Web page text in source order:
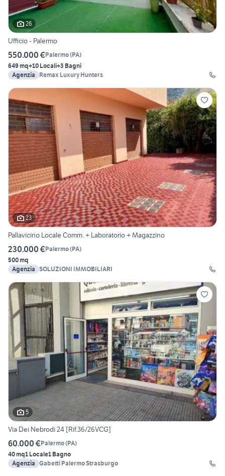
26
Ufficio - Palermo
550.000 €Palermo(PA)
649 mq+10 Locali+3 Bagni
Agenzia
Remax Luxury Hunters
23
Pallavicino Locale Comm. + Laboratorio + Magazzino
230.000 €Palermo(PA)
500 mq
Agenzia SOLUZIONI IMMOBILIARI
5
Via Dei Nebrodi 24 [Rif.36/26VCG]
60.000 €Palermo(PA)
40 mq1 Locale1 Bagno
Agenzia Gabetti Palermo Strasburgo